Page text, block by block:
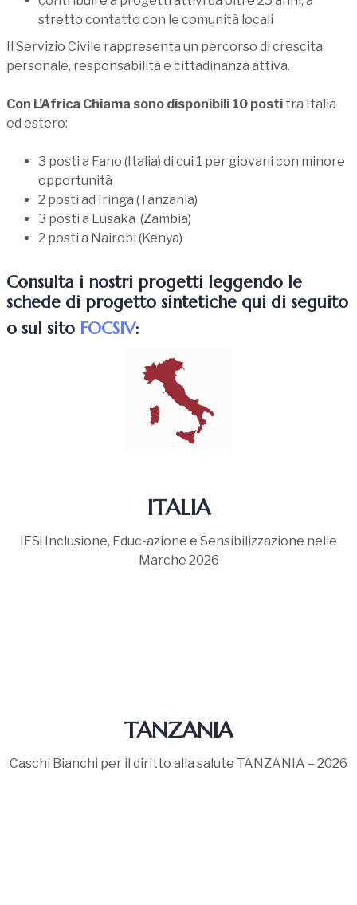
stretto contatto con le comunità locali
Il Servizio Civile rappresenta un percorso di crescita
personale, responsabilità e cittadinanza attiva.
Con L’Africa Chiama sono disponibili 10 posti tra Italia
ed estero:
3 posti a Fano (Italia) di cui 1 per giovani con minore
opportunità
2 posti ad Iringa (Tanzania)
3 posti a Lusaka (Zambia)
2 posti a Nairobi (Kenya)
Consulta i nostri progetti leggendo le
schede di progetto sintetiche qui di seguito
o sul sito FOCSIV:
ITALIA
IES! Inclusione, Educ-azione e Sensibilizzazione nelle
Marche 2026
TANZANIA
Caschi Bianchi per il diritto alla salute TANZANIA – 2026